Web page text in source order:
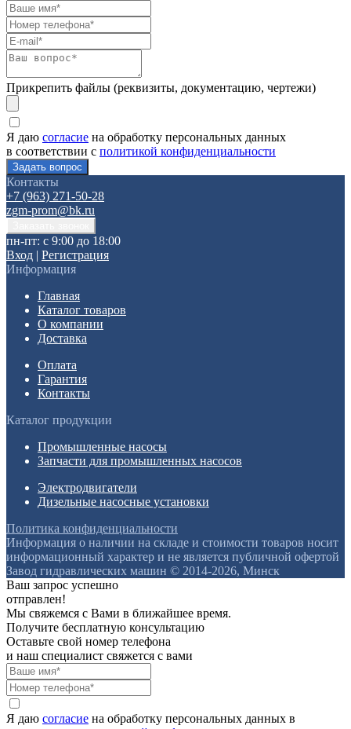
Прикрепить файлы (реквизиты, документацию, чертежи)
Я даю согласие на обработку персональных данных
в соответствии с политикой конфиденциальности
Контакты
+7 (963) 271-50-28
zgm-prom@bk.ru
пн-пт: с 9:00 до 18:00
Вход | Регистрация
Информация
Главная
Каталог товаров
О компании
Доставка
Оплата
Гарантия
Контакты
Каталог продукции
Промышленные насосы
Запчасти для промышленных насосов
Электродвигатели
Дизельные насосные установки
Политика конфиденциальности
Информация о наличии на складе и стоимости товаров носит
информационный характер и не является публичной офертой
Завод гидравлических машин © 2014-2026, Минск
Ваш запрос успешно
отправлен!
Мы свяжемся с Вами в ближайшее время.
Получите бесплатную консультацию
Оставьте свой номер телефона
и наш специалист свяжется с вами
Я даю согласие на обработку персональных данных в